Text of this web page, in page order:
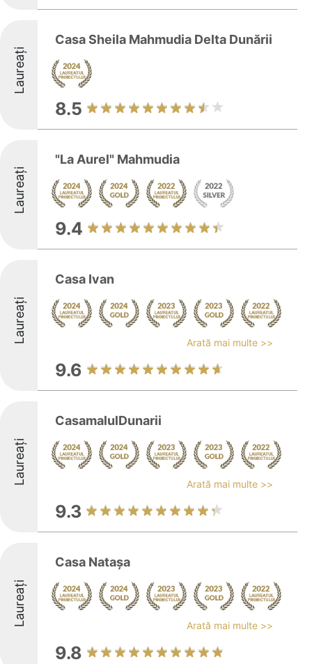
Laureați
Casa Sheila Mahmudia Delta Dunării
8.5
Laureați
"La Aurel" Mahmudia
9.4
Laureați
Casa Ivan
Arată mai multe >>
9.6
Laureați
CasamalulDunarii
Arată mai multe >>
9.3
Laureați
Casa Natașa
Arată mai multe >>
9.8